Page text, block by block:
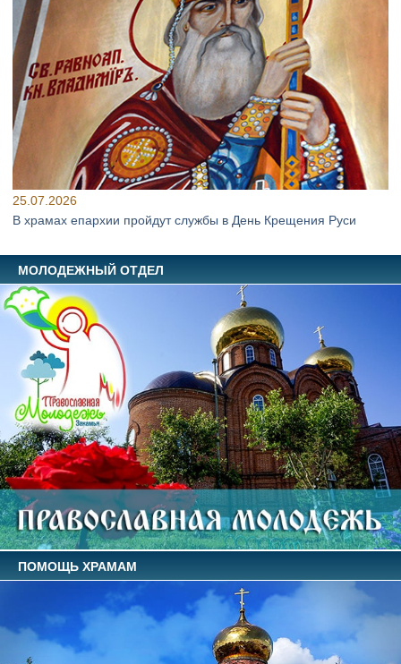
25.07.2026
В храмах епархии пройдут службы в День Крещения Руси
МОЛОДЕЖНЫЙ ОТДЕЛ
ПОМОЩЬ ХРАМАМ